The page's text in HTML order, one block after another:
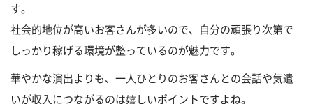
す。
社会的地位が高いお客さんが多いので、自分の頑張り次第で
しっかり稼げる環境が整っているのが魅力です。
華やかな演出よりも、一人ひとりのお客さんとの会話や気遣
いが収入につながるのは嬉しいポイントですよね。